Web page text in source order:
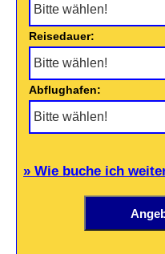
Reisedauer:
Abflughafen:
» Wie buche ich